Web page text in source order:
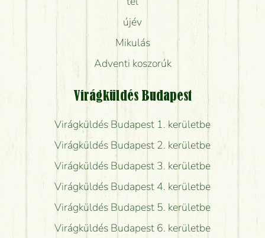
újév
Mikulás
Adventi koszorúk
Virágküldés Budapest
Virágküldés Budapest 1. kerületbe
Virágküldés Budapest 2. kerületbe
Virágküldés Budapest 3. kerületbe
Virágküldés Budapest 4. kerületbe
Virágküldés Budapest 5. kerületbe
Virágküldés Budapest 6. kerületbe